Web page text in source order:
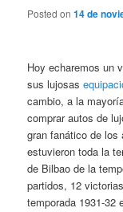
Posted on14 de
Hoy echaremos un
sus lujosas
cambio, a la
comprar autos de
gran fanático de los
estuvieron toda la
de Bilbao de la
partidos, 12
temporada 1931-32